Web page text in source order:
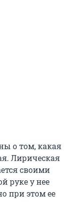
о том, какая
Лирическая
своими
руке у нее
при этом ее